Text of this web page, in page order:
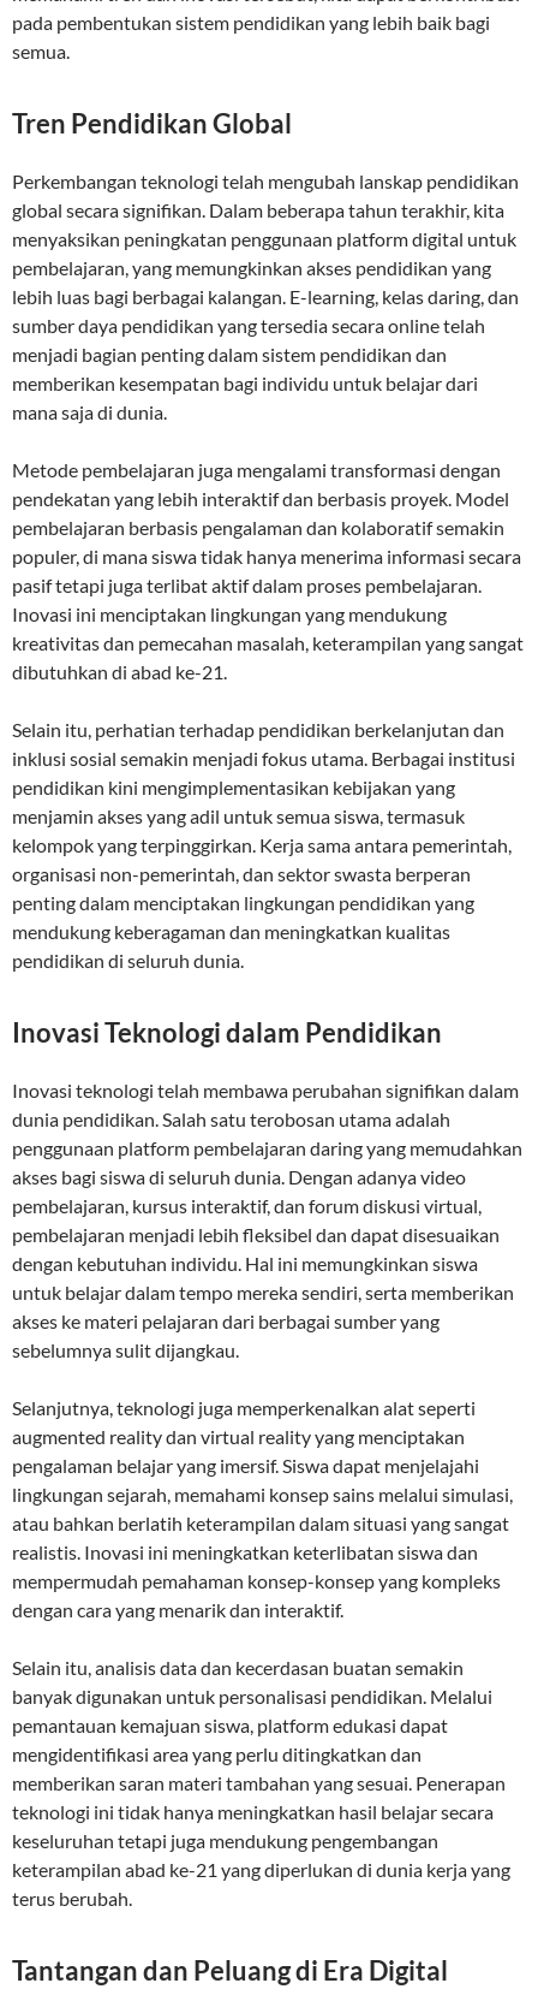
pada pembentukan sistem pendidikan yang lebih baik bagi
semua.
Tren Pendidikan Global
Perkembangan teknologi telah mengubah lanskap pendidikan
global secara signifikan. Dalam beberapa tahun terakhir, kita
menyaksikan peningkatan penggunaan platform digital untuk
pembelajaran, yang memungkinkan akses pendidikan yang
lebih luas bagi berbagai kalangan. E-learning, kelas daring, dan
sumber daya pendidikan yang tersedia secara online telah
menjadi bagian penting dalam sistem pendidikan dan
memberikan kesempatan bagi individu untuk belajar dari
mana saja di dunia.
Metode pembelajaran juga mengalami transformasi dengan
pendekatan yang lebih interaktif dan berbasis proyek. Model
pembelajaran berbasis pengalaman dan kolaboratif semakin
populer, di mana siswa tidak hanya menerima informasi secara
pasif tetapi juga terlibat aktif dalam proses pembelajaran.
Inovasi ini menciptakan lingkungan yang mendukung
kreativitas dan pemecahan masalah, keterampilan yang sangat
dibutuhkan di abad ke-21.
Selain itu, perhatian terhadap pendidikan berkelanjutan dan
inklusi sosial semakin menjadi fokus utama. Berbagai institusi
pendidikan kini mengimplementasikan kebijakan yang
menjamin akses yang adil untuk semua siswa, termasuk
kelompok yang terpinggirkan. Kerja sama antara pemerintah,
organisasi non-pemerintah, dan sektor swasta berperan
penting dalam menciptakan lingkungan pendidikan yang
mendukung keberagaman dan meningkatkan kualitas
pendidikan di seluruh dunia.
Inovasi Teknologi dalam Pendidikan
Inovasi teknologi telah membawa perubahan signifikan dalam
dunia pendidikan. Salah satu terobosan utama adalah
penggunaan platform pembelajaran daring yang memudahkan
akses bagi siswa di seluruh dunia. Dengan adanya video
pembelajaran, kursus interaktif, dan forum diskusi virtual,
pembelajaran menjadi lebih fleksibel dan dapat disesuaikan
dengan kebutuhan individu. Hal ini memungkinkan siswa
untuk belajar dalam tempo mereka sendiri, serta memberikan
akses ke materi pelajaran dari berbagai sumber yang
sebelumnya sulit dijangkau.
Selanjutnya, teknologi juga memperkenalkan alat seperti
augmented reality dan virtual reality yang menciptakan
pengalaman belajar yang imersif. Siswa dapat menjelajahi
lingkungan sejarah, memahami konsep sains melalui simulasi,
atau bahkan berlatih keterampilan dalam situasi yang sangat
realistis. Inovasi ini meningkatkan keterlibatan siswa dan
mempermudah pemahaman konsep-konsep yang kompleks
dengan cara yang menarik dan interaktif.
Selain itu, analisis data dan kecerdasan buatan semakin
banyak digunakan untuk personalisasi pendidikan. Melalui
pemantauan kemajuan siswa, platform edukasi dapat
mengidentifikasi area yang perlu ditingkatkan dan
memberikan saran materi tambahan yang sesuai. Penerapan
teknologi ini tidak hanya meningkatkan hasil belajar secara
keseluruhan tetapi juga mendukung pengembangan
keterampilan abad ke-21 yang diperlukan di dunia kerja yang
terus berubah.
Tantangan dan Peluang di Era Digital